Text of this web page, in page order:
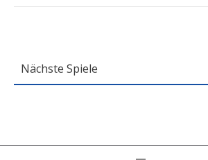
Nächste Spiele